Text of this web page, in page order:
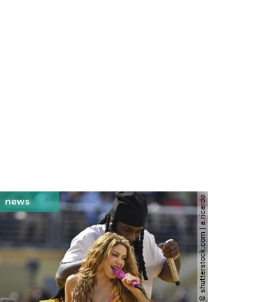
© shutterstock.com | a.ricardo